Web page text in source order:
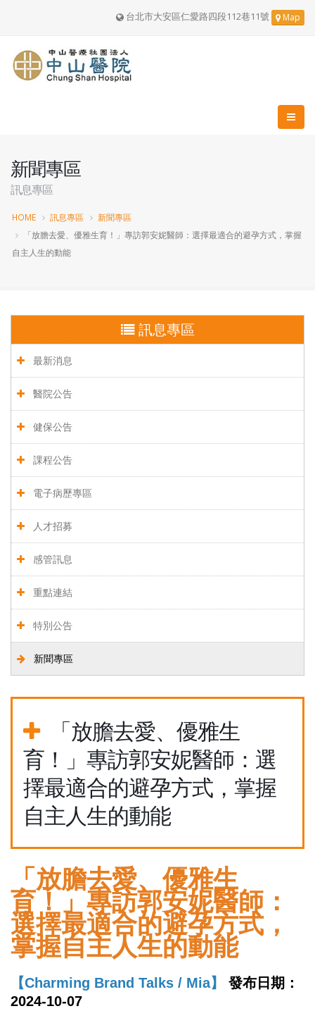
台北市大安區仁愛路四段112巷11號 Map
新聞專區
訊息專區
HOME 訊息專區
新聞專區
「放膽去愛、優雅生育！」專訪郭安妮醫師：選擇最適合的避孕方式，掌握
自主人生的動能
訊息專區
最新消息
醫院公告
健保公告
課程公告
電子病歷專區
人才招募
感管訊息
重點連結
特別公告
新聞專區
「放膽去愛、優雅生
育！」專訪郭安妮醫師：選
擇最適合的避孕方式，掌握
自主人生的動能
「放膽去愛、優雅生
育！」專訪郭安妮醫師：
選擇最適合的避孕方式，
掌握自主人生的動能
【Charming Brand Talks / Mia】
發布日期：
2024-10-07